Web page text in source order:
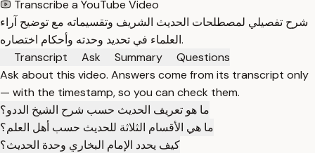
Transcribe a YouTube Video
شرح تفصيلي لمصطلحات الحديث الشريف وتقسيماته مع توضيح آراء
العلماء في تحديد وحدته وأحكام اختصاره.
Transcript
Ask Summary
Questions
Ask about this video. Answers come from its transcript only
— with the timestamp, so you can check them.
ما هو تعريف الحديث حسب شرح الشيخ الددو؟
ما هي الأقسام الثلاثة للحديث حسب أهل العلم؟
كيف يحدد الإمام البخاري وحدة الحديث؟